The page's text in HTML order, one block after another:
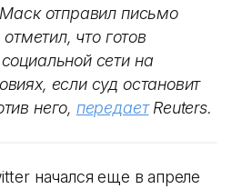
отправил письмо
что готов
сети на
если суд остановит
него, передаетReuters.
начался еще в апреле